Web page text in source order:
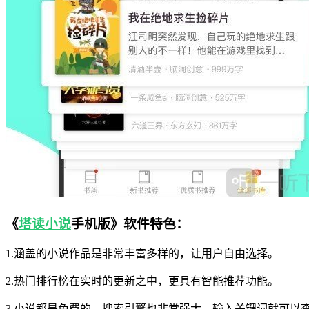
《塔读小说手机版》软件特色：
1.涵盖的小说作品是非常丰富多样的，让用户自由选择。
2.热门排行榜在实时的更新之中，更具有智能推荐功能。